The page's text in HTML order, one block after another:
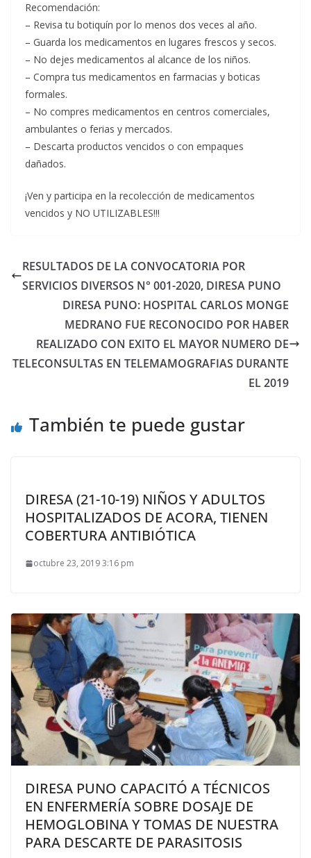
Recomendación:
– Revisa tu botiquín por lo menos dos veces al año.
– Guarda los medicamentos en lugares frescos y secos.
– No dejes medicamentos al alcance de los niños.
– Compra tus medicamentos en farmacias y boticas
formales.
– No compres medicamentos en centros comerciales,
ambulantes o ferias y mercados.
– Descarta productos vencidos o con empaques
dañados.
¡Ven y participa en la recolección de medicamentos
vencidos y NO UTILIZABLES!!!
RESULTADOS DE LA CONVOCATORIA POR
SERVICIOS DIVERSOS N° 001-2020, DIRESA PUNO
DIRESA PUNO: HOSPITAL CARLOS MONGE
MEDRANO FUE RECONOCIDO POR HABER
REALIZADO CON EXITO EL MAYOR NUMERO DE
TELECONSULTAS EN TELEMAMOGRAFIAS DURANTE
EL 2019
También te puede gustar
DIRESA (21-10-19) NIÑOS Y ADULTOS
HOSPITALIZADOS DE ACORA, TIENEN
COBERTURA ANTIBIÓTICA
octubre 23, 2019 3:16 pm
DIRESA PUNO CAPACITÓ A TÉCNICOS
EN ENFERMERÍA SOBRE DOSAJE DE
HEMOGLOBINA Y TOMAS DE NUESTRA
PARA DESCARTE DE PARASITOSIS